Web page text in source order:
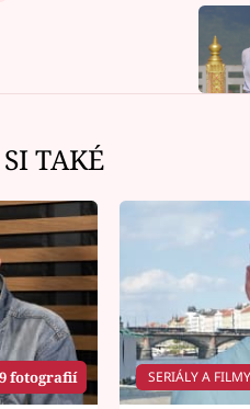
TAKÉ
9 fotografií SERIÁLY A FILMY